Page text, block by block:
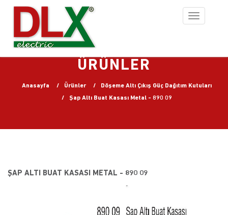
Toggle
navigation
ÜRÜNLER
Anasayfa Ürünler
Döşeme Altı Çıkış Güç Dağıtım Kutuları
Şap Altı Buat Kasası Metal - 890 09
ŞAP ALTI BUAT KASASI METAL - 890 09